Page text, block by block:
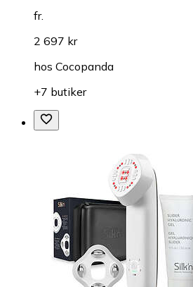
fr.
2 697 kr
hos Cocopanda
+7 butiker